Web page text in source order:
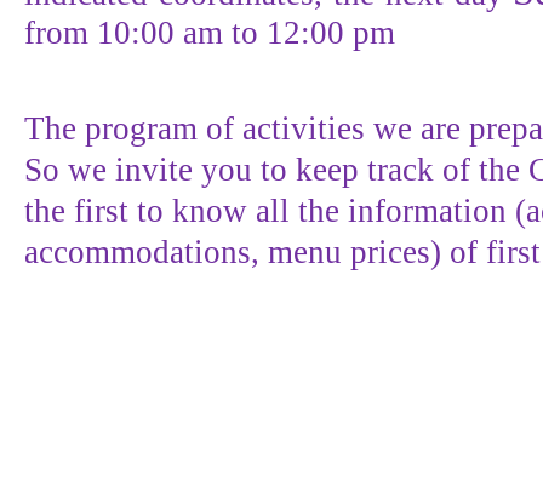
from 10:00 am to 12:00 pm
The program of activities we are
So we invite you to keep track of the
the first to know all the information
accommodations, menu prices) of